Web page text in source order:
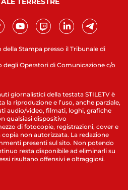
Stampa presso il Tribunale di
degli Operatori di Comunicazione c/o
giornalistici della testata STILETV è
la riproduzione e l’uso, anche parziale,
audio/video, filmati, loghi, grafiche
qualsiasi dispositivo
di fotocopie, registrazioni, cover e
non autorizzata. La redazione
presenti sul sito. Non potendo
resta disponibile ad eliminarli su
risultano offensivi e oltraggiosi.